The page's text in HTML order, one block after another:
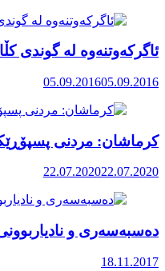
ئاگرکەوتنەوە لە گوندی
05.09.201605.09.2016
کرماشان: مردنی
22.07.202022.07.2020
دەسبەسەری و
18.11.2017